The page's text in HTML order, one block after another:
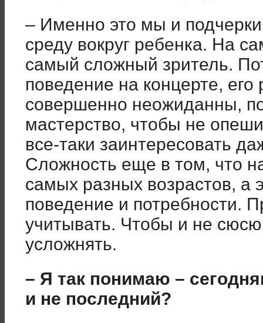
– Именно это мы и
среду вокруг ребенка. На
самый сложный зритель.
поведение на концерте, его
совершенно неожиданны,
мастерство, чтобы не
все-таки заинтересовать
Сложность еще в том, что
самых разных возрастов, а
поведение и потребности.
учитывать. Чтобы и не
усложнять.
– Я так понимаю –
и не последний?